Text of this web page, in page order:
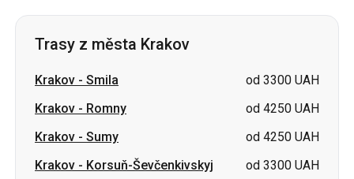
Trasy z města Krakov
Krakov - Smila
od 3300 UAH
Krakov - Romny
od 4250 UAH
Krakov - Sumy
od 4250 UAH
Krakov - Korsuň-Ševčenkivskyj
od 3300 UAH